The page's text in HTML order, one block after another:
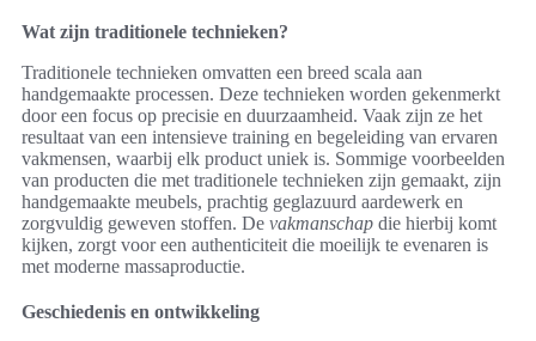
Wat zijn traditionele technieken?
Traditionele technieken omvatten een breed scala aan
handgemaakte processen. Deze technieken worden gekenmerkt
door een focus op precisie en duurzaamheid. Vaak zijn ze het
resultaat van een intensieve training en begeleiding van ervaren
vakmensen, waarbij elk product uniek is. Sommige voorbeelden
van producten die met traditionele technieken zijn gemaakt, zijn
handgemaakte meubels, prachtig geglazuurd aardewerk en
zorgvuldig geweven stoffen. De vakmanschap die hierbij komt
kijken, zorgt voor een authenticiteit die moeilijk te evenaren is
met moderne massaproductie.
Geschiedenis en ontwikkeling